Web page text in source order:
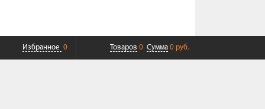
Избранное 0 Товаров 0 Сумма 0 руб.